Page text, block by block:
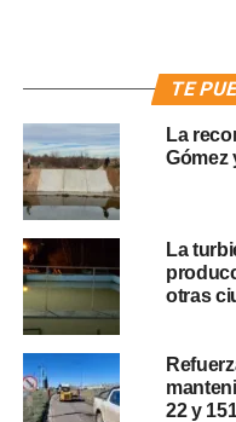
TE
La
Gómez
La
otras
22 y